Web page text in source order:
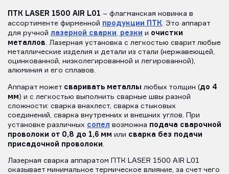
ПТК LASER 1500 AIR L01 – флагманская новинка в
ассортименте фирменной продукции ПТК . Это аппарат
для ручной лазерной сварки резки и очистки
металлов . Лазерная установка с легкостью сварит любые
металлические изделия и детали из стали (нержавеющей,
оцинкованной, низколегированной и легированной),
алюминия и его сплавов.
Аппарат может сваривать металлы любых толщин (до 4
мм) и с легкостью выполнить сварные швы разной
сложности: сварка внахлест, сварка стыковых
соединений, сварка внутренних и внешних углов. При
установке различных сопел возможна подача сварочной
проволоки от 0,8 до 1,6 мм или сварка без подачи
присадочной проволоки
Лазерная сварка аппаратом ПТК LASER 1500 AIR L01
оказывает минимальное термическое влияние, за счет чего